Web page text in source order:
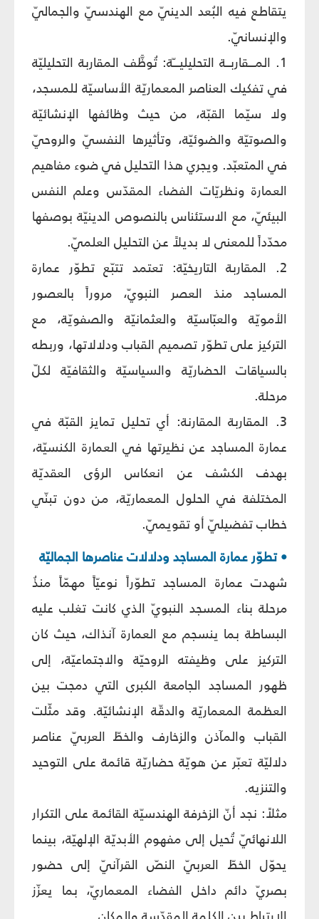
يتقاطع فيه البُعد الدينيّ مع الهندسيّ والجماليّ
والإنسانيّ.
1. المـــقاربــة التحليليـــّة: تُوظَّف المقاربة التحليليّة
في تفكيك العناصر المعماريّة الأساسيّة للمسجد،
ولا سيّما القبّة، من حيث وظائفها الإنشائيّة
والصوتيّة والضوئيّة، وتأثيرها النفسيّ والروحيّ
في المتعبّد. ويجري هذا التحليل في ضوء مفاهيم
العمارة ونظريّات الفضاء المقدّس وعلم النفس
البيئيّ، مع الاستئناس بالنصوص الدينيّة بوصفها
محدّداً للمعنى لا بديلاً عن التحليل العلميّ.
2. المقاربة التاريخيّة: تعتمد تتبّع تطوّر عمارة
المساجد منذ العصر النبويّ، مروراً بالعصور
الأمويّة والعبّاسيّة والعثمانيّة والصفويّة، مع
التركيز على تطوّر تصميم القباب ودلالاتها، وربطه
بالسياقات الحضاريّة والسياسيّة والثقافيّة لكلّ
مرحلة.
3. المقاربة المقارنة: أي تحليل تمايز القبّة في
عمارة المساجد عن نظيرتها في العمارة الكنسيّة،
بهدف الكشف عن انعكاس الرؤى العقديّة
المختلفة في الحلول المعماريّة، من دون تبنّي
خطاب تفضيليّ أو تقويميّ.
• تطوّر عمارة المساجد ودلالات عناصرها الجماليّة
شهدت عمارة المساجد تطوّراً نوعيّاً مهمّاً منذُ
مرحلة بناء المسجد النبويّ الذي كانت تغلب عليه
البساطة بما ينسجم مع العمارة آنذاك، حيث كان
التركيز على وظيفته الروحيّة والاجتماعيّة، إلى
ظهور المساجد الجامعة الكبرى التي دمجت بين
العظمة المعماريّة والدقّة الإنشائيّة. وقد مثّلت
القباب والمآذن والزخارف والخطّ العربيّ عناصر
دلاليّة تعبّر عن هويّة حضاريّة قائمة على التوحيد
والتنزيه.
مثلاً: نجد أنّ الزخرفة الهندسيّة القائمة على التكرار
اللانهائيّ تُحيل إلى مفهوم الأبديّة الإلهيّة، بينما
يحوّل الخطّ العربيّ النصّ القرآنيّ إلى حضور
بصريّ دائم داخل الفضاء المعماريّ، بما يعزّز